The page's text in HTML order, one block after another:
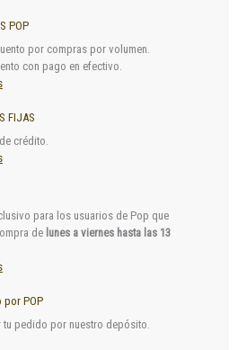
POP
por compras por volumen.
con pago en efectivo.
FIJAS
crédito.
para los usuarios de Pop que
de lunes a viernes hasta las 13
por POP
tu pedido por nuestro depósito.